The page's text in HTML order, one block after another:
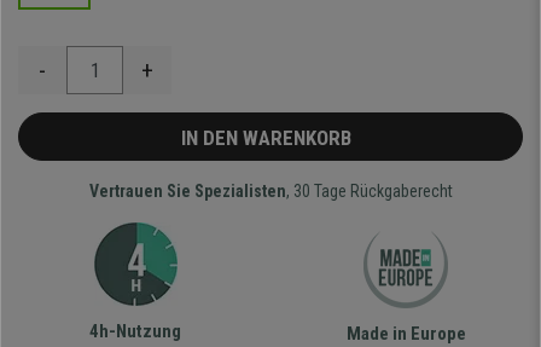
- +
IN DEN WARENKORB
Vertrauen Sie Spezialisten, 30 Tage Rückgaberecht
4h-Nutzung Made in Europe